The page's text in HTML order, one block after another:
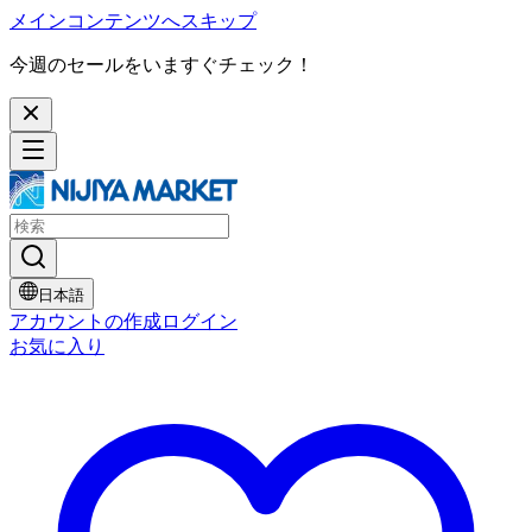
メインコンテンツへスキップ
今週のセールをいますぐチェック！
日本語
アカウントの作成ログイン
お気に入り